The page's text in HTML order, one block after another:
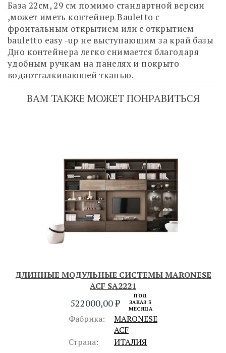
База 22см, 29 см помимо стандартной версии
,может иметь контейнер Bauletto с
фронтальным открытием или с открытием
bauletto easy -up не выступающим за край базы
Дно контейнера легко снимается благодаря
удобным ручкам на панелях и покрыто
водаотталкивающей тканью.
ВАМ ТАКЖЕ МОЖЕТ ПОНРАВИТЬСЯ
ДЛИННЫЕ МОДУЛЬНЫЕ СИСТЕМЫ MARONESE
ACF SA2221
522000,00₽
ПОД
ЗАКАЗ 3
МЕСЯЦА
Фабрика:
MARONESE
ACF
Страна:
ИТАЛИЯ